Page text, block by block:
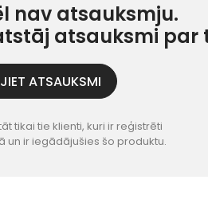
nav atsauksmju.
atsauksmi par
ATSAUKSMI
tikai tie klienti, kuri ir reģistrēti
un ir iegādājušies šo produktu.